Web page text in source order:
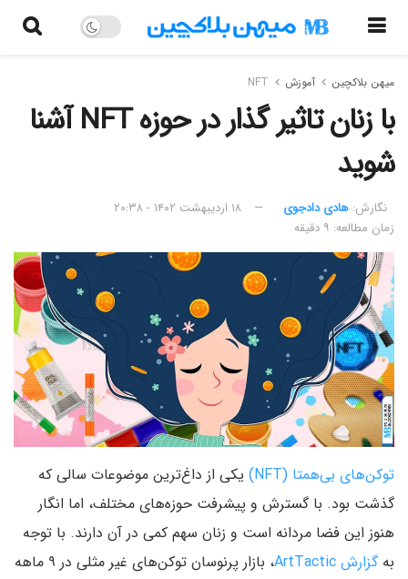
میهن بلاکچین آموزش NFT
با زنان تاثیر گذار در حوزه NFT آشنا
شوید
نگارش:‌ هادی دادجوی
۱۸ اردیبهشت ۱۴۰۲ - ۲۰:۳۸
زمان مطالعه: ۹ دقیقه
توکن‌های بی‌همتا (NFT)
یکی از داغ‌ترین موضوعات سالی که
گذشت بود. با گسترش و پیشرفت حوزه‌های مختلف، اما انگار
هنوز این فضا مردانه است و زنان سهم کمی در آن دارند. با توجه
بهگزارش ArtTactic
، بازار پرنوسان توکن‌های غیر مثلی در ۹ ماهه